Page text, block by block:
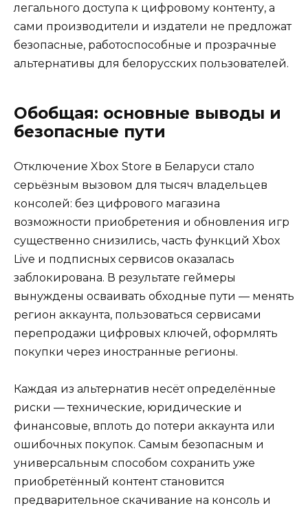
легального доступа к цифровому контенту, а
сами производители и издатели не предложат
безопасные, работоспособные и прозрачные
альтернативы для белорусских пользователей.
Обобщая: основные выводы и
безопасные пути
Отключение Xbox Store в Беларуси стало
серьёзным вызовом для тысяч владельцев
консолей: без цифрового магазина
возможности приобретения и обновления игр
существенно снизились, часть функций Xbox
Live и подписных сервисов оказалась
заблокирована. В результате геймеры
вынуждены осваивать обходные пути — менять
регион аккаунта, пользоваться сервисами
перепродажи цифровых ключей, оформлять
покупки через иностранные регионы.
Каждая из альтернатив несёт определённые
риски — технические, юридические и
финансовые, вплоть до потери аккаунта или
ошибочных покупок. Самым безопасным и
универсальным способом сохранить уже
приобретённый контент становится
предварительное скачивание на консоль и